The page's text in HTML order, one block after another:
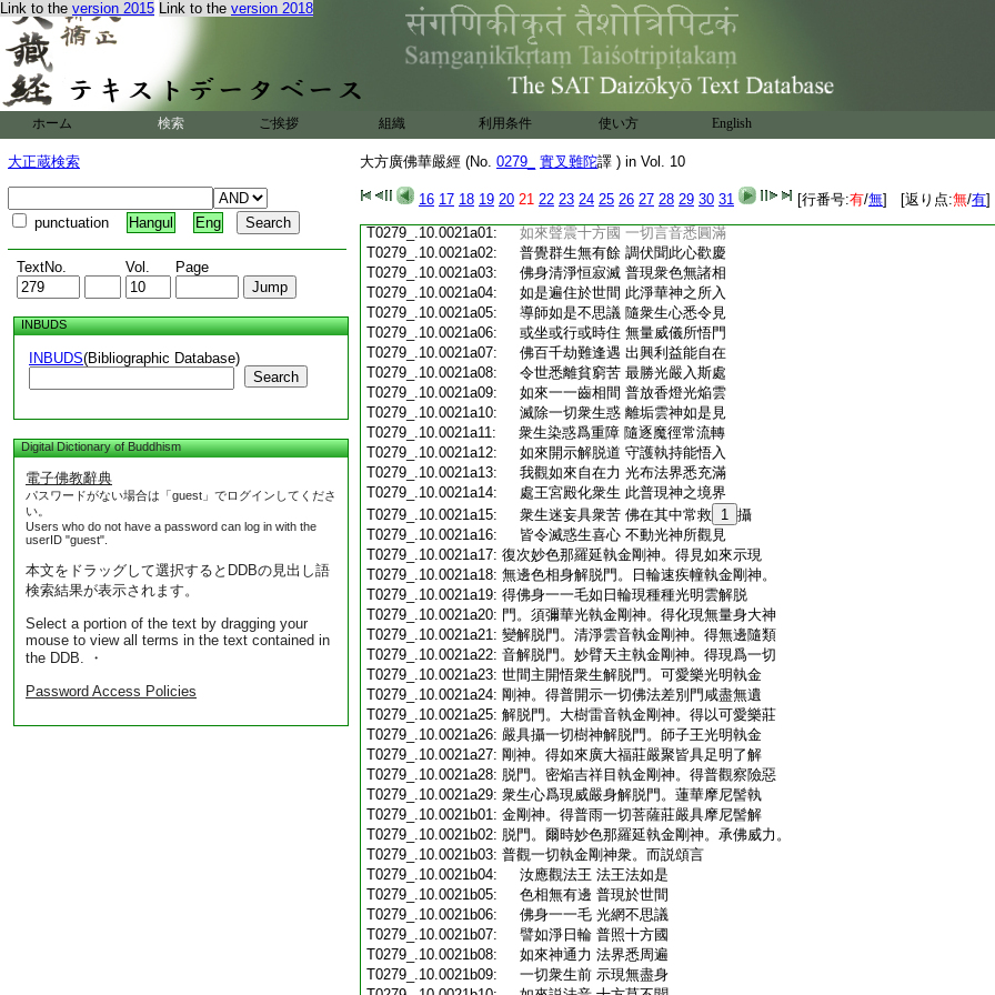
Link to the version 2015 Link to the version 2018
ホーム 検索 ご挨拶 組織 利用条件 使い方 English
大正蔵検索
punctuation Hangul Eng
TextNo. Vol. Page
INBUDS
INBUDS(Bibliographic Database)
Search
Digital Dictionary of Buddhism
電子佛教辭典
パスワードがない場合は「guest」でログインしてくださ
い。
Users who do not have a password can log in with the
userID "guest".
本文をドラッグして選択するとDDBの見出し語
検索結果が表示されます。
Select a portion of the text by dragging your
mouse to view all terms in the text contained in
the DDB. ・
Password Access Policies
大方廣佛華嚴經 (No. 0279_ 實叉難陀譯 ) in Vol. 10
16 17 18 19 20 21 22 23 24 25 26 27 28 29 30 31 [行番号:有/無] [返り点:無/有]
T0279_.10.0020c19:足解脱門。淨光香雲身衆神。得除一切衆
T0279_.10.0020c20: 生煩惱垢解脱門。守護攝持身衆神。得轉一
T0279_.10.0020c21:切衆生愚癡魔業解脱門。普現攝化身衆神。
T0279_.10.0020c22:
得普於一切世主宮殿中顯示莊嚴相解脱
門。不動光明身衆神。得普攝一切衆生皆令
T0279_.10.0020c24:生清淨善根解脱門。爾時淨喜境界身衆神。
T0279_.10.0020c25:承佛威力。普觀一切身衆神衆。而説頌言
T0279_.10.0020c26:我憶須彌塵劫前 有佛妙光出興世
T0279_.10.0020c27:世尊於彼如來所 發心供養一切佛
T0279_.10.0020c28:如來身放大光明 其光法界靡不充
T0279_.10.0021a01:
如來聲震十方國 一切言音悉圓滿
T0279_.10.0021a02:
普覺群生無有餘 調伏聞此心歡慶
T0279_.10.0021a03:
佛身清淨恒寂滅 普現衆色無諸相
T0279_.10.0021a04:
如是遍住於世間 此淨華神之所入
T0279_.10.0021a05:
導師如是不思議 隨衆生心悉令見
T0279_.10.0021a06:
或坐或行或時住 無量威儀所悟門
T0279_.10.0021a07:
佛百千劫難逢遇 出興利益能自在
T0279_.10.0021a08:
令世悉離貧窮苦 最勝光嚴入斯處
T0279_.10.0021a09:
如來一一齒相間 普放香燈光焔雲
T0279_.10.0021a10:
滅除一切衆生惑 離垢雲神如是見
T0279_.10.0021a11:
衆生染惑爲重障 隨逐魔徑常流轉
T0279_.10.0021a12:
如來開示解脱道 守護執持能悟入
T0279_.10.0021a13:
我觀如來自在力 光布法界悉充滿
T0279_.10.0021a14:
處王宮殿化衆生 此普現神之境界
T0279_.10.0021a15:
衆生迷妄具衆苦 佛在其中常救 1 攝
T0279_.10.0021a16:
皆令滅惑生喜心 不動光神所觀見
T0279_.10.0021a17: 復次妙色那羅延執金剛神。得見如來示現
T0279_.10.0021a18: 無邊色相身解脱門。日輪速疾幢執金剛神。
T0279_.10.0021a19: 得佛身一一毛如日輪現種種光明雲解脱
T0279_.10.0021a20: 門。須彌華光執金剛神。得化現無量身大神
T0279_.10.0021a21: 變解脱門。清淨雲音執金剛神。得無邊隨類
T0279_.10.0021a22: 音解脱門。妙臂天主執金剛神。得現爲一切
T0279_.10.0021a23: 世間主開悟衆生解脱門。可愛樂光明執金
T0279_.10.0021a24: 剛神。得普開示一切佛法差別門咸盡無遺
T0279_.10.0021a25: 解脱門。大樹雷音執金剛神。得以可愛樂莊
T0279_.10.0021a26: 嚴具攝一切樹神解脱門。師子王光明執金
T0279_.10.0021a27: 剛神。得如來廣大福莊嚴聚皆具足明了解
T0279_.10.0021a28: 脱門。密焔吉祥目執金剛神。得普觀察險惡
T0279_.10.0021a29: 衆生心爲現威嚴身解脱門。蓮華摩尼髻執
T0279_.10.0021b01: 金剛神。得普雨一切菩薩莊嚴具摩尼髻解
T0279_.10.0021b02: 脱門。爾時妙色那羅延執金剛神。承佛威力。
T0279_.10.0021b03: 普觀一切執金剛神衆。而説頌言
T0279_.10.0021b04:
汝應觀法王 法王法如是
T0279_.10.0021b05:
色相無有邊 普現於世間
T0279_.10.0021b06:
佛身一一毛 光網不思議
T0279_.10.0021b07:
譬如淨日輪 普照十方國
T0279_.10.0021b08:
如來神通力 法界悉周遍
T0279_.10.0021b09:
一切衆生前 示現無盡身